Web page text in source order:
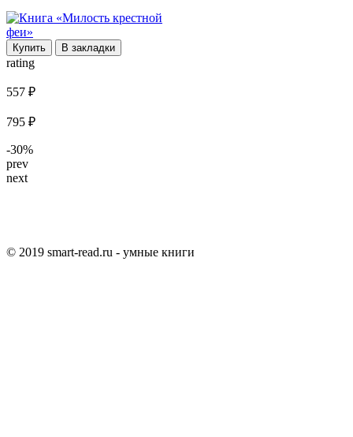
Купить В закладки
rating
557 ₽
795 ₽
-30%
prev
next
© 2019 smart-read.ru - умные книги